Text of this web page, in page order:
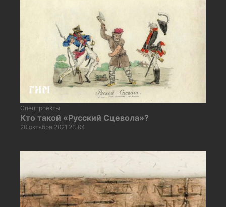
Спецпроекты
Кто такой «Русский Сцевола»?
20 октября 2021 23:04